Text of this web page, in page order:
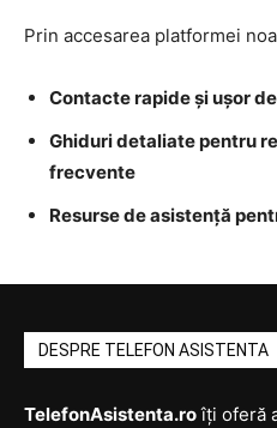
Prin accesarea platformei
Contacte rapide și ușor
Ghiduri detaliate pentru
frecvente
Resurse de asistență
DESPRE TELEFON ASISTENTA
TelefonAsistenta.roîți oferă